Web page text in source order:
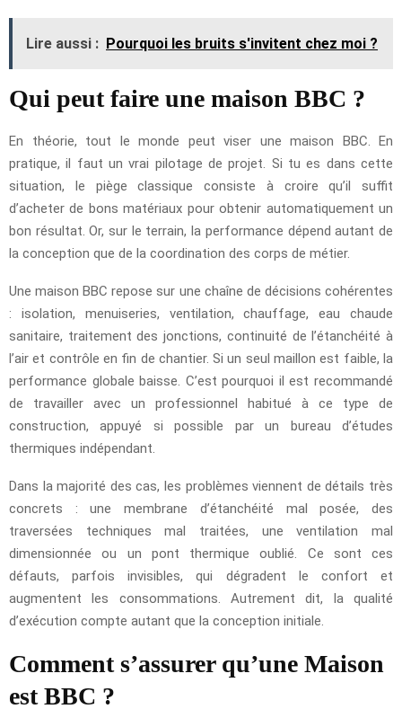
Lire aussi : Pourquoi les bruits s'invitent chez moi ?
Qui peut faire une maison BBC ?
En théorie, tout le monde peut viser une maison BBC. En
pratique, il faut un vrai pilotage de projet. Si tu es dans cette
situation, le piège classique consiste à croire qu’il suffit
d’acheter de bons matériaux pour obtenir automatiquement un
bon résultat. Or, sur le terrain, la performance dépend autant de
la conception que de la coordination des corps de métier.
Une maison BBC repose sur une chaîne de décisions cohérentes
: isolation, menuiseries, ventilation, chauffage, eau chaude
sanitaire, traitement des jonctions, continuité de l’étanchéité à
l’air et contrôle en fin de chantier. Si un seul maillon est faible, la
performance globale baisse. C’est pourquoi il est recommandé
de travailler avec un professionnel habitué à ce type de
construction, appuyé si possible par un bureau d’études
thermiques indépendant.
Dans la majorité des cas, les problèmes viennent de détails très
concrets : une membrane d’étanchéité mal posée, des
traversées techniques mal traitées, une ventilation mal
dimensionnée ou un pont thermique oublié. Ce sont ces
défauts, parfois invisibles, qui dégradent le confort et
augmentent les consommations. Autrement dit, la qualité
d’exécution compte autant que la conception initiale.
Comment s’assurer qu’une Maison
est BBC ?